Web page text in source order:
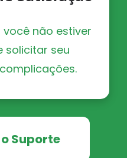
você não estiver
solicitar seu
Suporte